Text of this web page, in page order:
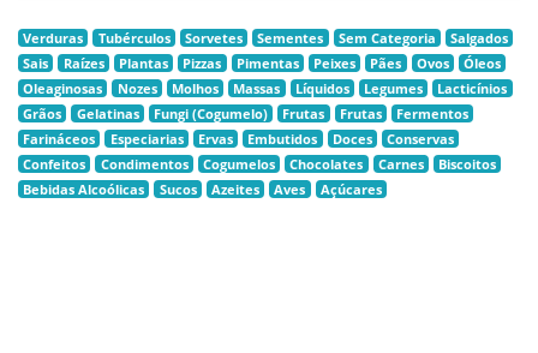
Verduras Tubérculos Sorvetes Sementes Sem Categoria
Salgados
Sais
Raízes Plantas Pizzas Pimentas Peixes Pães Ovos
Óleos
Oleaginosas
Nozes Molhos Massas Líquidos Legumes
Lacticínios
Grãos
Gelatinas Fungi (Cogumelo) Frutas Frutas
Fermentos
Farináceos
Especiarias Ervas Embutidos Doces
Conservas
Confeitos
Condimentos Cogumelos Chocolates Carnes
Biscoitos
Bebidas Alcoólicas
Sucos Azeites Aves Açúcares